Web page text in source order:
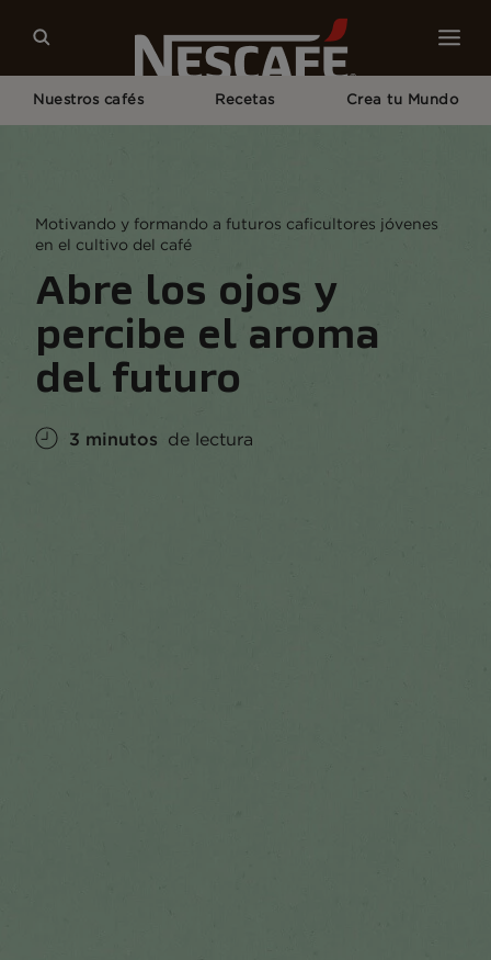
Nuestros cafés Recetas Crea tu Mundo
Motivando y formando a futuros caficultores jóvenes
en el cultivo del café
Abre los ojos y
percibe el aroma
del futuro
3 minutos de lectura